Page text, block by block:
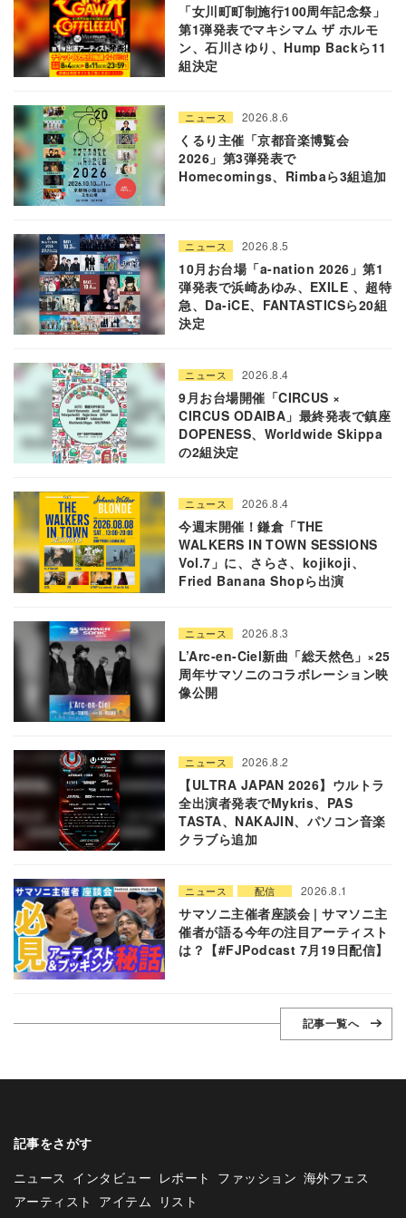
「女川町町制施行100周年記念祭」
第1弾発表でマキシマム ザ ホルモ
ン、石川さゆり、Hump Backら11
組決定
ニュース 2026.8.6
くるり主催「京都音楽博覧会
2026」第3弾発表で
Homecomings、Rimbaら3組追加
ニュース 2026.8.5
10月お台場「a-nation 2026」第1
弾発表で浜崎あゆみ、EXILE 、超特
急、Da-iCE、FANTASTICSら20組
決定
ニュース 2026.8.4
9月お台場開催「CIRCUS ×
CIRCUS ODAIBA」最終発表で鎮座
DOPENESS、Worldwide Skippa
の2組決定
ニュース 2026.8.4
今週末開催！鎌倉「THE
WALKERS IN TOWN SESSIONS
Vol.7」に、さらさ、kojikoji、
Fried Banana Shopら出演
ニュース 2026.8.3
L’Arc-en-Ciel新曲「総天然色」×25
周年サマソニのコラボレーション映
像公開
ニュース 2026.8.2
【ULTRA JAPAN 2026】ウルトラ
全出演者発表でMykris、PAS
TASTA、NAKAJIN、パソコン音楽
クラブら追加
ニュース 配信 2026.8.1
サマソニ主催者座談会 | サマソニ主
催者が語る今年の注目アーティスト
は？【#FJPodcast 7月19日配信】
記事一覧へ
記事をさがす
ニュース インタビュー レポート ファッション 海外フェス
アーティスト アイテム リスト